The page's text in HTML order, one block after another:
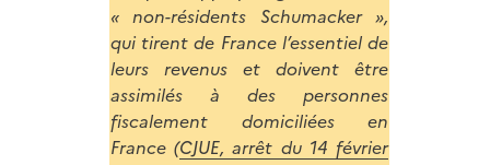
« non-résidents Schumacker »,
qui tirent de France l’essentiel de
leurs revenus et doivent être
assimilés à des personnes
fiscalement domiciliées en
France (CJUE, arrêt du 14 février